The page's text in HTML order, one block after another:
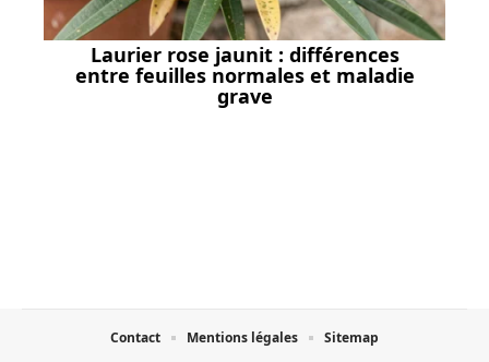
Laurier rose jaunit : différences
entre feuilles normales et maladie
grave
Contact Mentions légales Sitemap